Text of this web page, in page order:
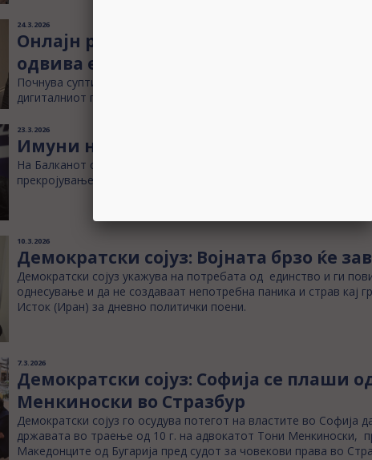
24.3.2026
Онлајн радикализацијата како
одвива екстремистичкото
Почнува суптилно, со чувство на неправда, фрустрација,
дигиталниот простор дозволува лесно ширење на штетните
23.3.2026
Имуни на воена психоза во
На Балканот сме сведоци на т.н. психолошка војна,
прекројување граници, но ништо од тоа нема да се случи,
10.3.2026
Демократски сојуз: Војната брзо ќе
Демократски сојуз укажува на потребата од единство и ги
однесување и да не создаваат непотребна паника и страв кај
Исток (Иран) за дневно политички поени.
7.3.2026
Демократски сојуз: Софија се плаши
Менкиноски во Стразбур
Демократски сојуз го осудува потегот на властите во Софија
државата во траење од 10 г. на адвокатот Тони Менкиноски,
Македонците од Бугарија пред судот за човекови права во